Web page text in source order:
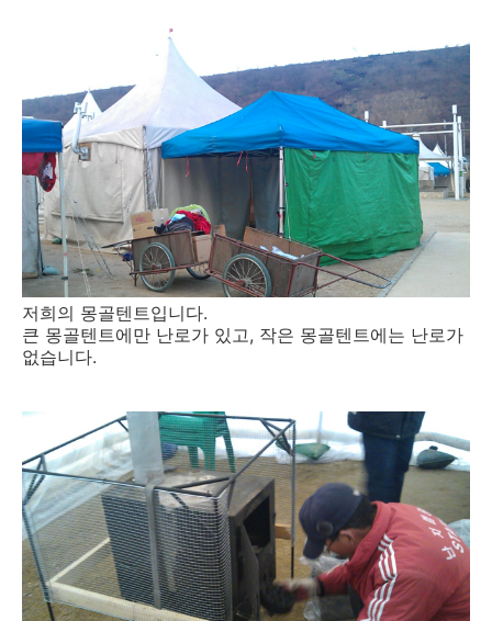
저희의 몽골텐트입니다.
큰 몽골텐트에만 난로가 있고, 작은 몽골텐트에는 난로가
없습니다.